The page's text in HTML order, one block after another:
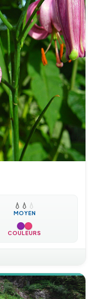
💧 💧 💧
MOYEN
COULEURS